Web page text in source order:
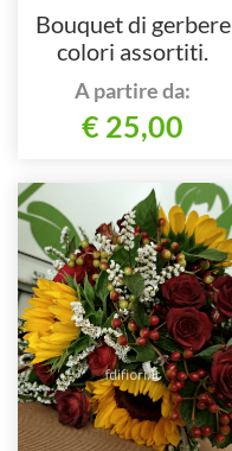
Bouquet di gerbere
colori assortiti.
A partire da:
€ 25,00